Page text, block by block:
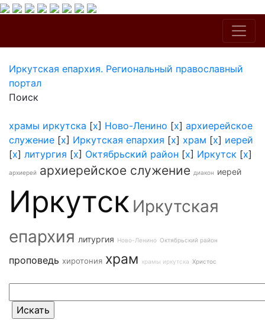
Иркутская епархия. Региональный православный
портал
Поиск
храмы иркутска [x] Ново-Ленино [x] архиерейское
служение [x] Иркутская епархия [x] храм [x] иерей
[x] литургия [x] Октябрьский район [x] Иркутск [x]
архиерей архиерейское служение диакон иерей
Иркутск Иркутская
епархия литургия Ново-Ленино Октябрьский район
проповедь хиротония храм храмы иркутска Христос